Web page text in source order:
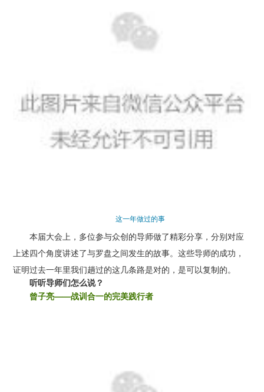
这一年做过的事
本届大会上，多位参与众创的导师做了精彩分享，分别对应
上述四个角度讲述了与罗盘之间发生的故事。这些导师的成功，
证明过去一年里我们趟过的这几条路是对的，是可以复制的。
听听导师们怎么说？
曾子亮——战训合一的完美践行者